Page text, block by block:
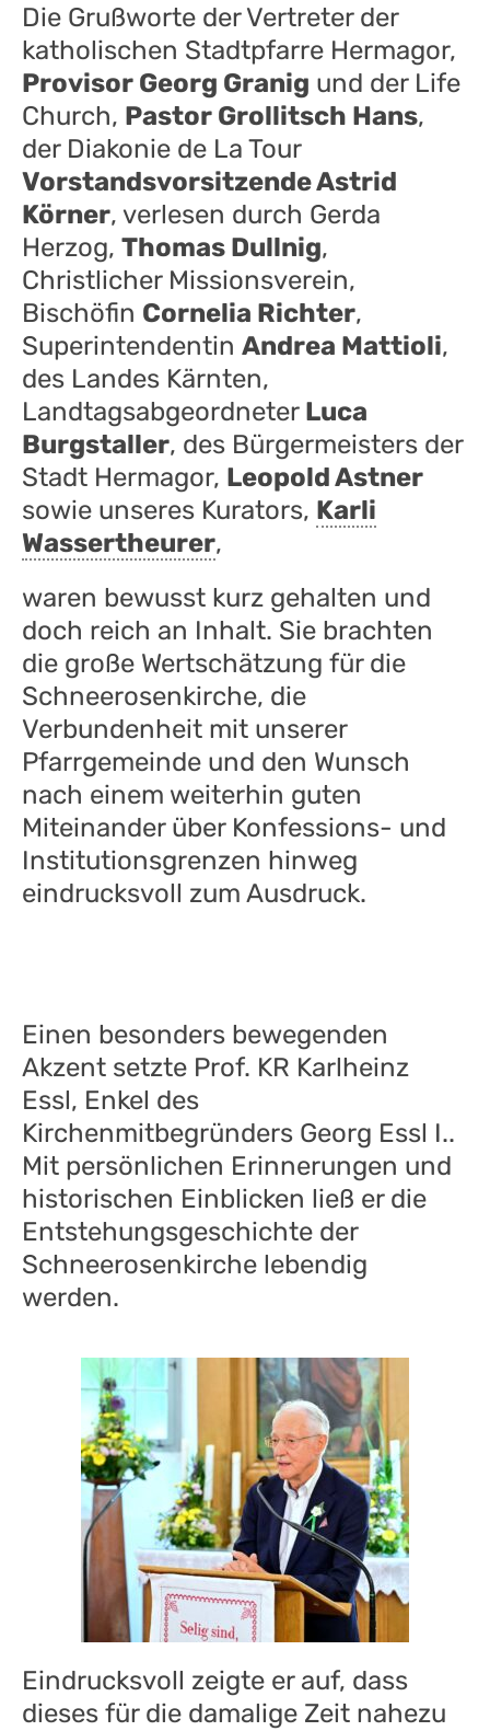
Die Grußworte der Vertreter der
katholischen Stadtpfarre Hermagor,
Provisor Georg Granig und der Life
Church, Pastor Grollitsch Hans,
der Diakonie de La Tour
Vorstandsvorsitzende Astrid
Körner, verlesen durch Gerda
Herzog, Thomas Dullnig,
Christlicher Missionsverein,
Bischöfin Cornelia Richter,
Superintendentin Andrea Mattioli,
des Landes Kärnten,
Landtagsabgeordneter Luca
Burgstaller, des Bürgermeisters der
Stadt Hermagor, Leopold Astner
sowie unseres Kurators, Karli
Wassertheurer,
waren bewusst kurz gehalten und
doch reich an Inhalt. Sie brachten
die große Wertschätzung für die
Schneerosenkirche, die
Verbundenheit mit unserer
Pfarrgemeinde und den Wunsch
nach einem weiterhin guten
Miteinander über Konfessions- und
Institutionsgrenzen hinweg
eindrucksvoll zum Ausdruck.
Einen besonders bewegenden
Akzent setzte Prof. KR Karlheinz
Essl, Enkel des
Kirchenmitbegründers Georg Essl I..
Mit persönlichen Erinnerungen und
historischen Einblicken ließ er die
Entstehungsgeschichte der
Schneerosenkirche lebendig
werden.
Eindrucksvoll zeigte er auf, dass
dieses für die damalige Zeit nahezu